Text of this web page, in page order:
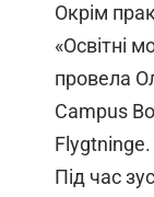
Окрім
«Освітні
провела
Campus
Flygtninge.
Під час